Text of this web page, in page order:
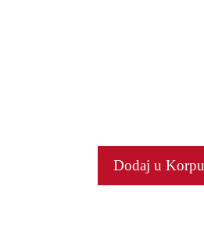
Dodaj u Korpu